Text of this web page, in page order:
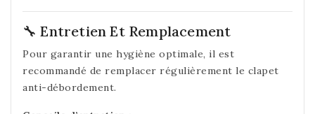
🔧 Entretien Et Remplacement
Pour garantir une hygiène optimale, il est
recommandé de remplacer régulièrement le clapet
anti-débordement.